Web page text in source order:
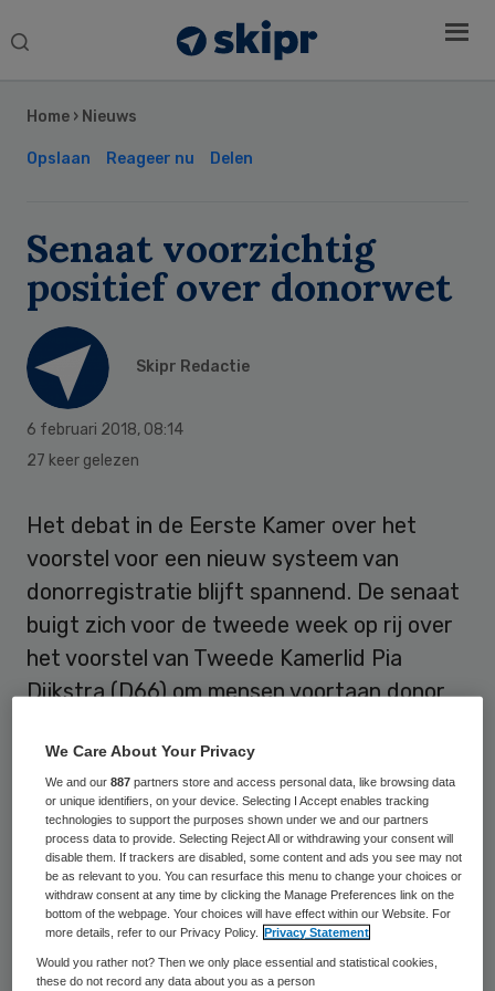
Search
Home › Nieuws
Opslaan Reageer nu Delen
Senaat voorzichtig
positief over donorwet
Skipr Redactie
6 februari 2018, 08:14
27 keer gelezen
Het debat in de Eerste Kamer over het
voorstel voor een nieuw systeem van
donorregistratie blijft spannend. De senaat
buigt zich voor de tweede week op rij over
het voorstel van Tweede Kamerlid Pia
Dijkstra (D66) om mensen voortaan donor
maken. En hoewel het nog verre van zeker
is, lijkt de stemming dinsdag voorzichtig
positief.
Vorige week was de teneur van het debat
nog aanzienlijk anders. Dat het debat een
week werd uitgesteld was daar zelfs een
gevolg van. Onder meer de PvdA en het
Sidebar
We Care About Your Privacy
We and our887 partners store and access personal data, like browsing data
or unique identifiers, on your device. Selecting I Accept enables tracking
technologies to support the purposes shown under we and our partners
process data to provide. Selecting Reject All or withdrawing your consent will
disable them. If trackers are disabled, some content and ads you see may not
be as relevant to you. You can resurface this menu to change your choices or
withdraw consent at any time by clicking the Manage Preferences link on the
bottom of the webpage. Your choices will have effect within our Website. For
more details, refer to our Privacy Policy.
Privacy Statement
Would you rather not? Then we only place essential and statistical cookies,
these do not record any data about you as a person